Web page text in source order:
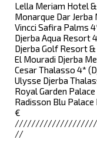
Lella Meriam Hotel
Monarque Dar Jerba
Vincci Safira Palms
Djerba Aqua Resort
Djerba Golf Resort
El Mouradi Djerba
Cesar Thalasso 4*
Ulysse Djerba
Royal Garden
Radisson Blu
€
//